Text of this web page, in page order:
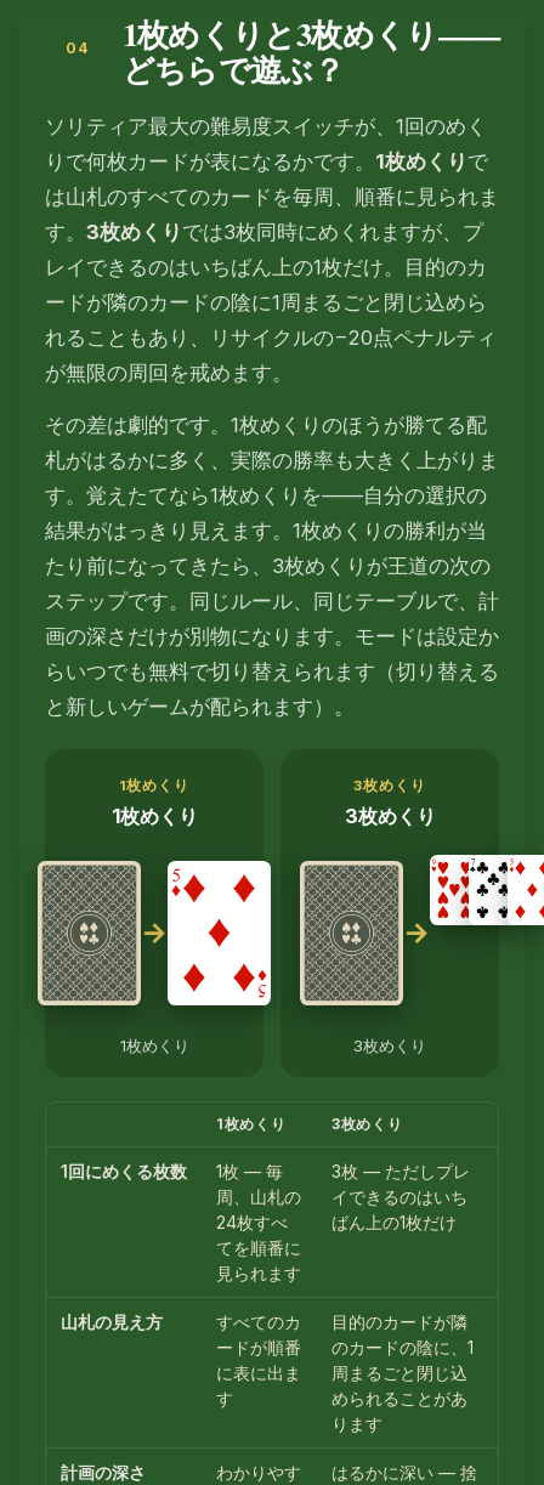
1枚めくりと3枚めくり——
どちらで遊ぶ？
ソリティア最大の難易度スイッチが、1回のめく
りで何枚カードが表になるかです。 1枚めくり で
は山札のすべてのカードを毎周、順番に見られま
す。 3枚めくり では3枚同時にめくれますが、プ
レイできるのはいちばん上の1枚だけ。目的のカ
ードが隣のカードの陰に1周まるごと閉じ込めら
れることもあり、リサイクルの−20点ペナルティ
が無限の周回を戒めます。
その差は劇的です。1枚めくりのほうが勝てる配
札がはるかに多く、実際の勝率も大きく上がりま
す。覚えたてなら1枚めくりを——自分の選択の
結果がはっきり見えます。1枚めくりの勝利が当
たり前になってきたら、3枚めくりが王道の次の
ステップです。同じルール、同じテーブルで、計
画の深さだけが別物になります。モードは設定か
らいつでも無料で切り替えられます（切り替える
と新しいゲームが配られます）。
1枚めくり
1枚めくり
→
1枚めくり
3枚めくり
3枚めくり
→
3枚めくり
1枚めくり 3枚めくり
1回にめくる枚数
1枚 — 毎
周、山札の
24枚すべ
てを順番に
見られます
3枚 — ただしプレ
イできるのはいち
ばん上の1枚だけ
山札の見え方
すべてのカ
ードが順番
に表に出ま
す
目的のカードが隣
のカードの陰に、1
周まるごと閉じ込
められることがあ
ります
計画の深さ わかりやす はるかに深い — 捨